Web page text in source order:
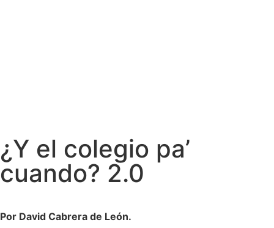
¿Y el colegio pa’
cuando? 2.0
Por David Cabrera de León.